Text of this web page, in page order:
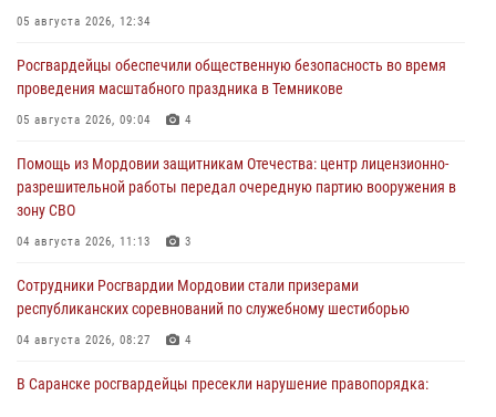
05 августа 2026, 12:34
Росгвардейцы обеспечили общественную безопасность во время
проведения масштабного праздника в Темникове
05 августа 2026, 09:04 4
Помощь из Мордовии защитникам Отечества: центр лицензионно-
разрешительной работы передал очередную партию вооружения в
зону СВО
04 августа 2026, 11:13 3
Сотрудники Росгвардии Мордовии стали призерами
республиканских соревнований по служебному шестиборью
04 августа 2026, 08:27 4
В Саранске росгвардейцы пресекли нарушение правопорядка: